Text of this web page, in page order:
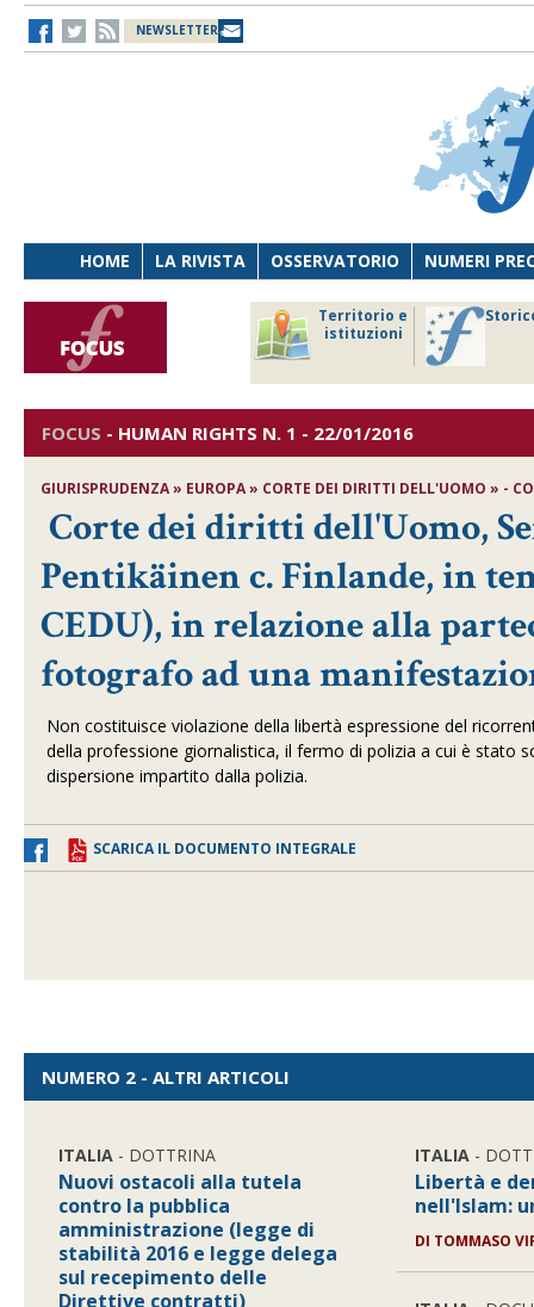
NEWSLETTER
HOME LA RIVISTA OSSERVATORIO NUMERI
Territorio e
istituzioni
FOCUS - HUMAN RIGHTS N. 1 - 22/01/2016
GIURISPRUDENZA » EUROPA » CORTE DEI DIRITTI DELL'UOMO » -
Corte dei diritti dell'Uomo,
Pentikäinen c. Finlande, in
CEDU), in relazione alla
fotografo ad una
Non costituisce violazione della libertà espressione del
della professione giornalistica, il fermo di polizia a cui è stato
dispersione impartito dalla polizia.
SCARICA IL DOCUMENTO INTEGRALE
NUMERO 2 - ALTRI ARTICOLI
ITALIA - DOTTRINA
Nuovi ostacoli alla tutela
contro la pubblica
amministrazione (legge di
stabilità 2016 e legge delega
sul recepimento delle
Direttive contratti)
ITALIA -
Libertà e
nell'Islam:
DI TOMMASO